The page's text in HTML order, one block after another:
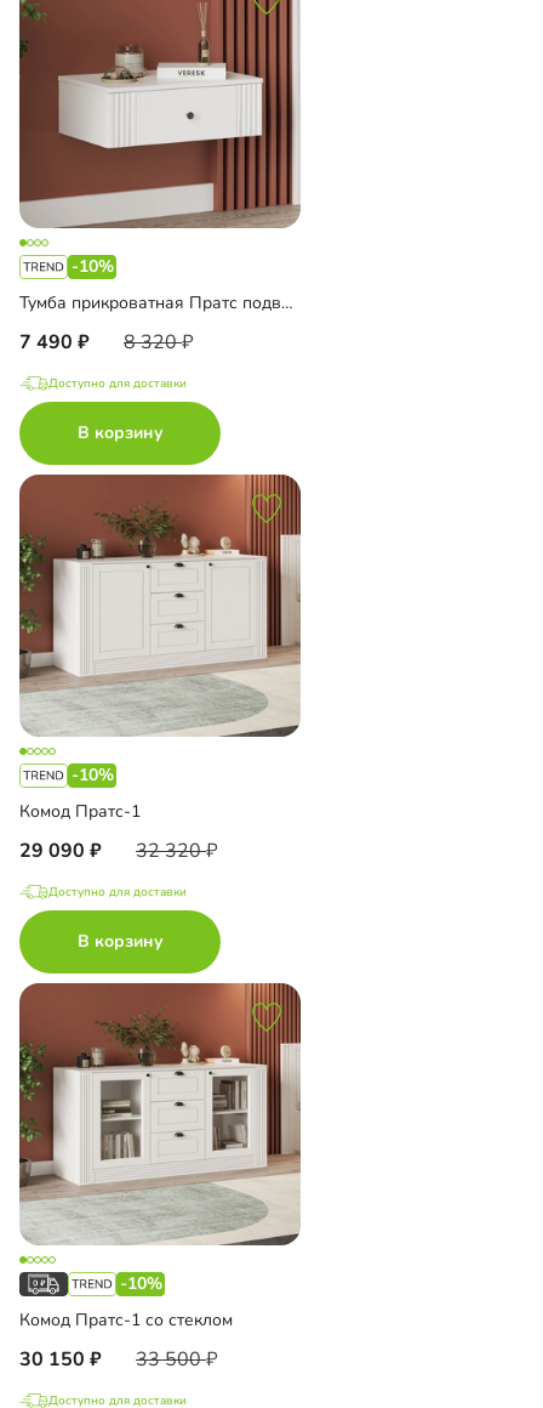
-10%
Тумба прикроватная Пратс подвесная
7 490 8 320
Доступно для доставки
В корзину
-10%
Комод Пратс-1
29 090 32 320
Доступно для доставки
В корзину
-10%
Комод Пратс-1 со стеклом
30 150 33 500
Доступно для доставки